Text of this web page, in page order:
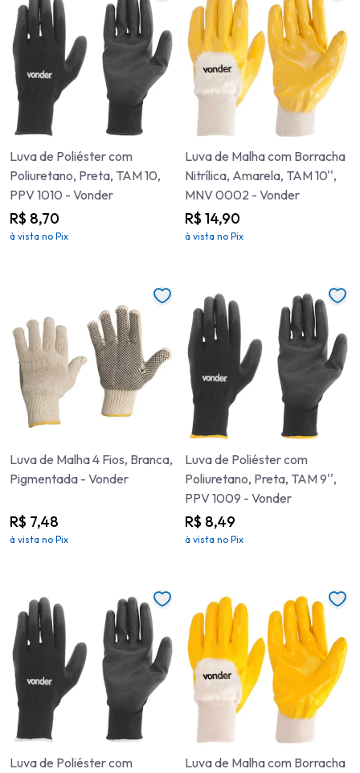
Luva de Poliéster com
Poliuretano, Preta, TAM 10,
PPV 1010 - Vonder
R$ 8,70
à vista no Pix
Luva de Malha com Borracha
Nitrílica, Amarela, TAM 10'',
MNV 0002 - Vonder
R$ 14,90
à vista no Pix
Luva de Malha 4 Fios, Branca,
Pigmentada - Vonder
R$ 7,48
à vista no Pix
Luva de Poliéster com
Poliuretano, Preta, TAM 9'',
PPV 1009 - Vonder
R$ 8,49
à vista no Pix
Luva de Poliéster com
Luva de Malha com Borracha